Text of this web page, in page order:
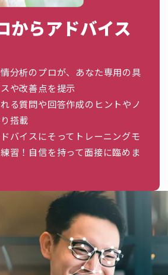
からアドバイス
分析のプロが、あなた専用の具
や改善点を提示
る質問や回答作成のヒントやノ
搭載
バイスにそってトレーニングモ
習！自信を持って面接に臨めま